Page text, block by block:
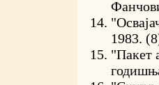
1983.
"Пакет